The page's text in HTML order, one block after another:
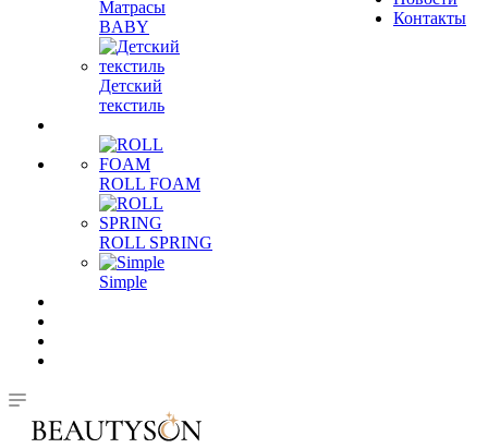
Матрасы
BABY
Детский
текстиль
ROLL FOAM
ROLL SPRING
Simple
Контакты